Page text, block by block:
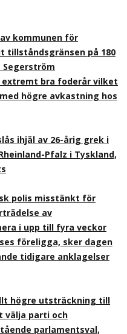
kommunen för
på 180
Segerström
bra foderår vilket
högre avkastning hos
ihjäl av 26-årig grek i
Pfalz i Tyskland,
polis misstänkt för
av
i upp till fyra veckor
föreligga, sker dagen
tidigare anklagelser
högre utsträckning till
välja parti och
parlamentsval,